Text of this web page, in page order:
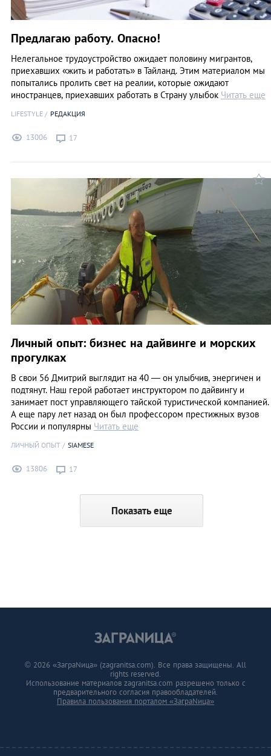
Предлагаю работу. Опасно!
Нелегальное трудоустройство ожидает половину мигрантов,
приехавших «жить и работать» в Тайланд. Этим материалом мы
попытались пролить свет на реалии, которые ожидают
иностранцев, приехавших работать в Страну улыбок Читать еще
LIFESTYLE РЕДАКЦИЯ
13006 17
Личный опыт: бизнес на дайвинге и морских
прогулках
В свои 56 Дмитрий выглядит на 40 — он улыбчив, энергичен и
подтянут. Наш герой работает инструктором по дайвингу и
занимает пост управляющего тайской туристической компанией.
А еще пару лет назад он был профессором престижных вузов
России и популярны Читать еще
ЛИЧНЫЙ ОПЫТ SIAMESE
13806 17
Показать еще
© 2026 «ЗаграNица» (zagranitsa.com). Все права защищены. All
rights reserved.
Использование материалов zagranitsa.com разрешено только с
предварительного согласия правообладателей.
Правила пользования порталом «ЗаграNица»